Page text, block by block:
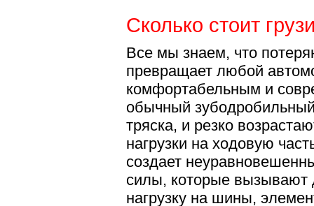
Сколько стоит
Все мы знаем, что
превращает любой
комфортабельным и
обычный
тряска, и резко
нагрузки на ходовую
создает
силы, которые вызывают
нагрузку на шины,